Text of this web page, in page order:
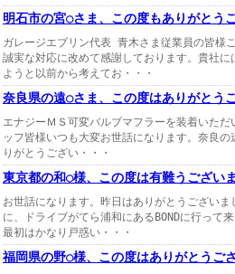
明石市の宮○さま、この度もありがとう
ガレージエブリン代表 青木さま従業員の皆様
誠実な対応に改めて感謝しております。貴社
ようと以前から考えてお・・・
奈良県の遠○さま、この度はありがとう
エナジーＭＳ可変バルブマフラーを装着いた
ッフ皆様いつも大変お世話になります。奈良
りがとうござい・・・
東京都の和○様、この度は有難うござい
お世話になります。昨日はありがとうござい
に、ドライブがてら浦和にあるBONDに行って
最初はかなり戸惑い・・・
福岡県の野○様、この度はありがとうご